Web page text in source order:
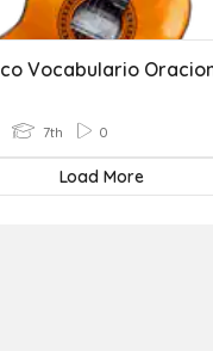
7th 0
Load More